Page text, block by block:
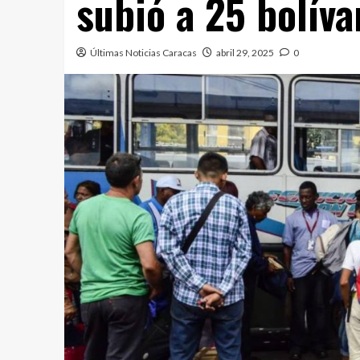
subió a 25
Últimas Noticias Caracas abril 29, 2025 0